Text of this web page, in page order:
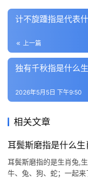
计不旋踵指是代表
上一篇
独有千秋指是什么
2026年5月5日 下午9:50
相关文章
耳鬓斯磨指是什么
耳鬓斯磨指的是生肖兔,
牛、兔、狗、蛇；一起